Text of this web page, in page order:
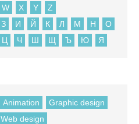
W X Y
Z
З И Й К Л М Н
О
Ц Ч Ш Щ Ъ Ю Я
Animation
Graphic design
Web design